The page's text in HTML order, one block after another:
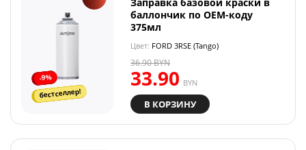
-9%
бестселлер!
Заправка базовой краски в
баллончик по OEM-коду
375мл
Цвет: FORD 3RSE (Tango)
33.90 BYN
36.90BYN
В КОРЗИНУ